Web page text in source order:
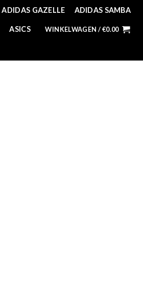
ADIDAS GAZELLE ADIDAS SAMBA
ASICS WINKELWAGEN /€0.00